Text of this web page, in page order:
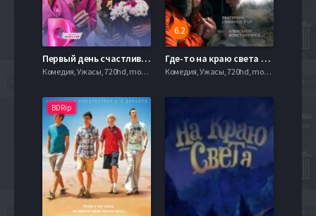
Первый день счастливой жизни (2024)
Комедия, Ужасы, 720hd, mobilen,
6.2
Где-то на краю света (2017)
Комедия, Ужасы, 720hd, mobilen,
BDRip